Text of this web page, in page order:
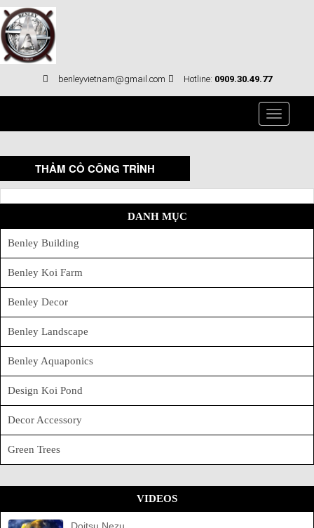
benleyvietnam@gmail.com Hotline: 0909.30.49.77
Toggle
THẢM CỎ CÔNG TRÌNH
DANH MỤC
Benley Building
Benley Koi Farm
Benley Decor
Benley Landscape
Benley Aquaponics
Design Koi Pond
Decor Accessory
Green Trees
VIDEOS
Doitsu Nezu